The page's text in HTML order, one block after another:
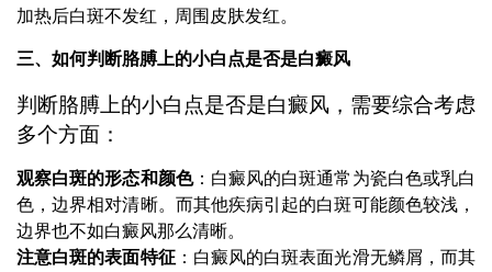
加热后白斑不发红，周围皮肤发红。
三、如何判断胳膊上的小白点是否是白癜风
判断胳膊上的小白点是否是白癜风，需要综合考虑
多个方面：
观察白斑的形态和颜色：白癜风的白斑通常为瓷白色或乳白
色，边界相对清晰。而其他疾病引起的白斑可能颜色较浅，
边界也不如白癜风那么清晰。
注意白斑的表面特征：白癜风的白斑表面光滑无鳞屑，而其